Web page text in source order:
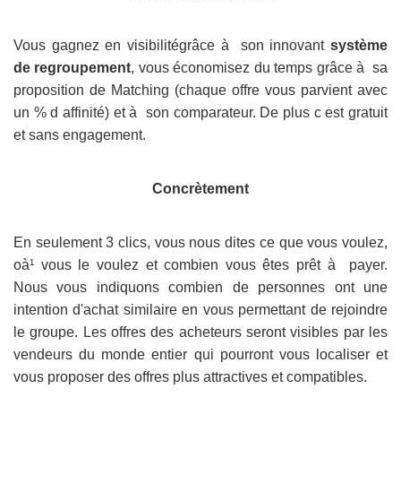
Vous gagnez en visibilitégrâce à son innovant système
de regroupement, vous économisez du temps grâce à sa
proposition de Matching (chaque offre vous parvient avec
un % d affinité) et à son comparateur. De plus c est gratuit
et sans engagement.
Concrètement
En seulement 3 clics, vous nous dites ce que vous voulez,
oà¹ vous le voulez et combien vous êtes prêt à payer.
Nous vous indiquons combien de personnes ont une
intention d'achat similaire en vous permettant de rejoindre
le groupe. Les offres des acheteurs seront visibles par les
vendeurs du monde entier qui pourront vous localiser et
vous proposer des offres plus attractives et compatibles.